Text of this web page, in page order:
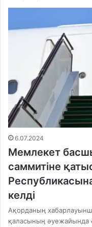
6.07.2024
Мемлекет
саммитіне
келді
Ақорданың
қаласының әуежайында